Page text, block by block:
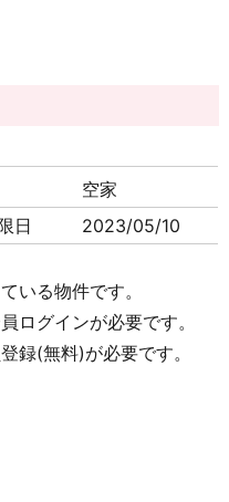
空家
日 2023/05/10
いる物件です。
ログインが必要です。
録(無料)が必要です。